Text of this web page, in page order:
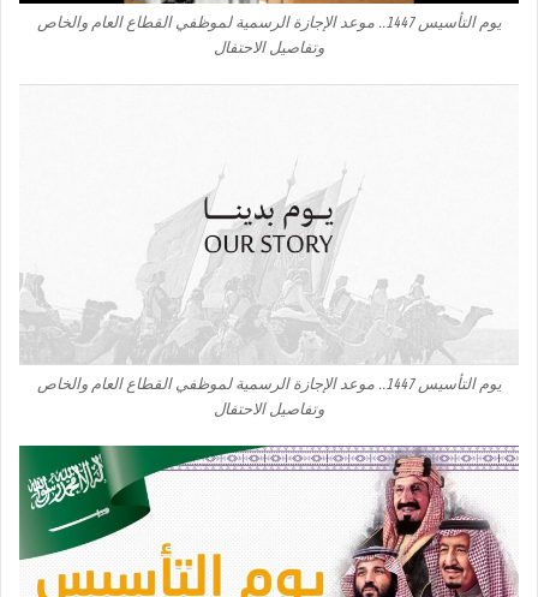
يوم التأسيس 1447.. موعد الإجازة الرسمية لموظفي القطاع العام والخاص
وتفاصيل الاحتفال
يوم التأسيس 1447.. موعد الإجازة الرسمية لموظفي القطاع العام والخاص
وتفاصيل الاحتفال